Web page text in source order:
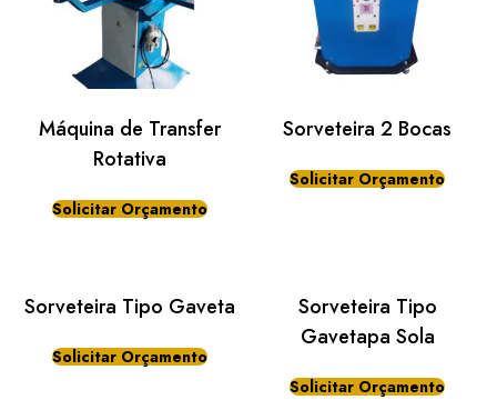
Máquina de Transfer
Rotativa
Solicitar Orçamento
Sorveteira 2 Bocas
Solicitar Orçamento
Sorveteira Tipo Gaveta
Solicitar Orçamento
Sorveteira Tipo
Gavetapa Sola
Solicitar Orçamento